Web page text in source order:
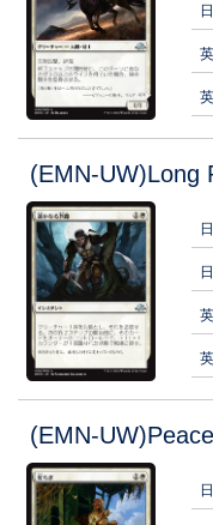
(EMN-UW)Long
(EMN-